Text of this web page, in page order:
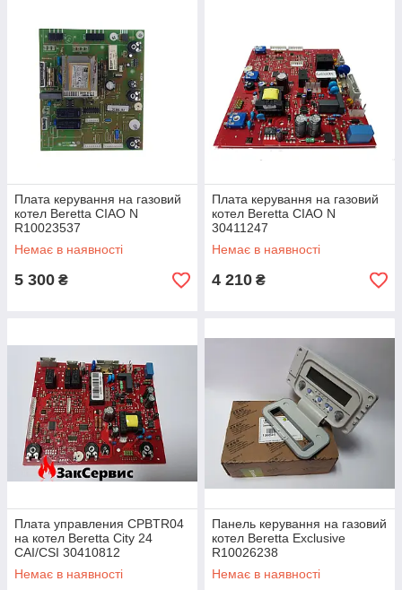
Плата керування на газовий
котел Beretta CIAO N
R10023537
Немає в наявності
5 300 ₴
Плата керування на газовий
котел Beretta CIAO N
30411247
Немає в наявності
4 210 ₴
Плата управления CPBTR04
на котел Beretta City 24
CAI/CSI 30410812
Немає в наявності
Панель керування на газовий
котел Beretta Exclusive
R10026238
Немає в наявності